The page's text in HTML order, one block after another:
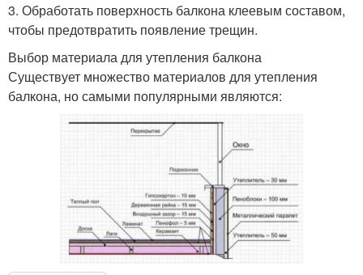
3. Обработать поверхность балкона клеевым составом,
чтобы предотвратить появление трещин.
Выбор материала для утепления балкона
Существует множество материалов для утепления
балкона, но самыми популярными являются: